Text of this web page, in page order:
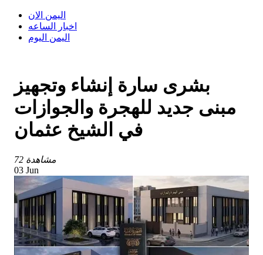
اليمن الان
اخبار الساعه
اليمن اليوم
بشرى سارة إنشاء وتجهيز
مبنى جديد للهجرة والجوازات
في الشيخ عثمان
72 مشاهدة
03 Jun